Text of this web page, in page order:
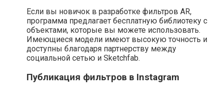
Если вы новичок в разработке фильтров AR,
программа предлагает бесплатную библиотеку с
объектами, которые вы можете использовать.
Имеющиеся модели имеют высокую точность и
доступны благодаря партнерству между
социальной сетью и Sketchfab.
Публикация фильтров в Instagram